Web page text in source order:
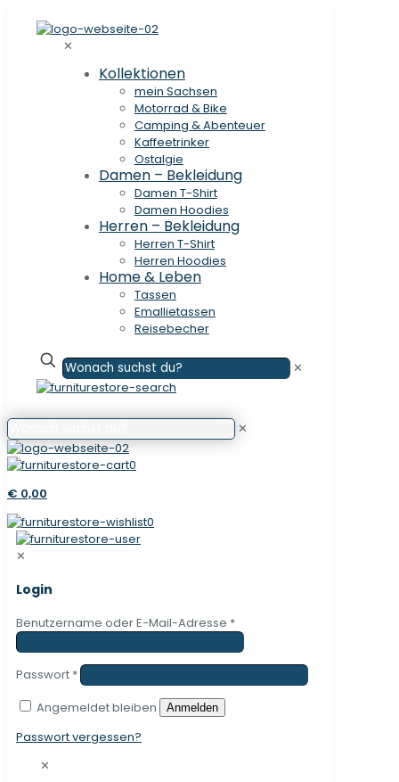
✕
Kollektionen
mein Sachsen
Motorrad & Bike
Camping & Abenteuer
Kaffeetrinker
Ostalgie
Damen – Bekleidung
Damen T-Shirt
Damen Hoodies
Herren – Bekleidung
Herren T-Shirt
Herren Hoodies
Home & Leben
Tassen
Emallietassen
Reisebecher
✕
✕
0
€ 0,00
0
✕
Login
Benutzername oder E-Mail-Adresse *
Passwort *
Angemeldet bleiben
Anmelden
Passwort vergessen?
✕